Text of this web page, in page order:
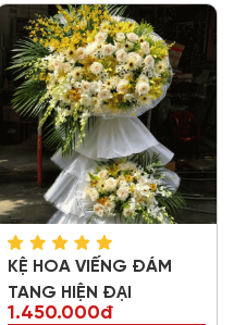
KỆ HOA VIẾNG ĐÁM
TANG HIỆN ĐẠI
1.450.000đ